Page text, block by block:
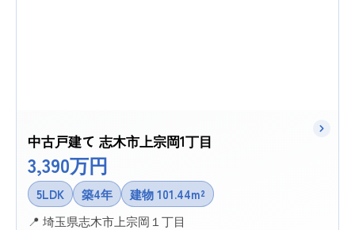
中古戸建て 志木市上宗岡1丁目
3,390万円
5LDK 築4年
建物 101.44m²
📍 埼玉県志木市上宗岡１丁目